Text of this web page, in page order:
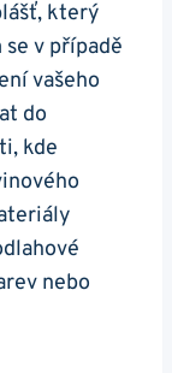
který
v případě
vašeho
do
kde
nebo